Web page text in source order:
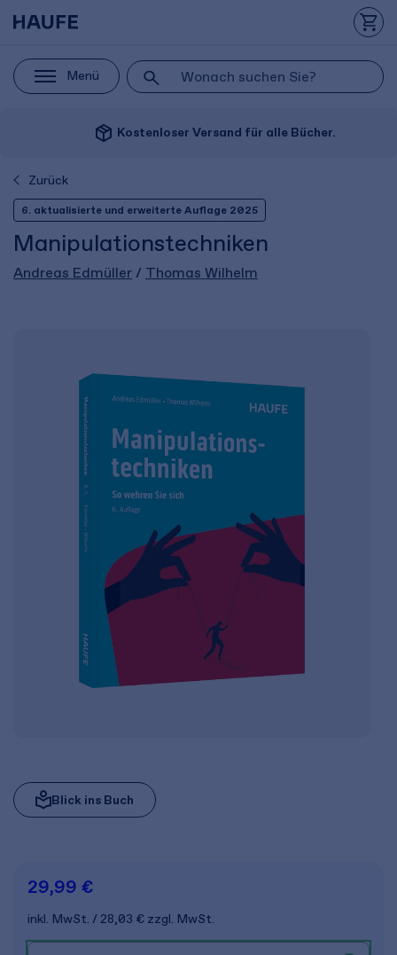
Menü
package_2 Kostenloser Versand für alle Bücher.
Zurück
6. aktualisierte und erweiterte Auflage 2025
Manipulationstechniken
Andreas Edmüller / Thomas Wilhelm
Blick ins Buch
29,99 €
inkl. MwSt. 28,03 € zzgl. MwSt.